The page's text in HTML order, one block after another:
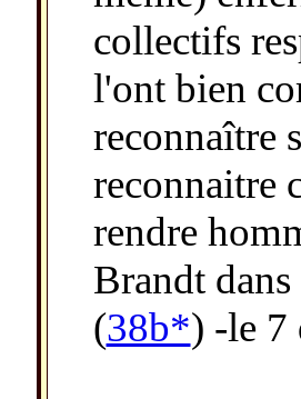
collectifs
l'ont bien
reconnaître
reconnaitre
rendre
Brandt
(38b*) -le 7